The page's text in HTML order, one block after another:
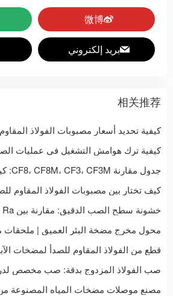
微博
بريد إلكتروني
相关推荐